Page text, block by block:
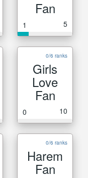
Fan
1 5
0/6 ranks
Girls
Love
Fan
0 10
0/6 ranks
Harem
Fan